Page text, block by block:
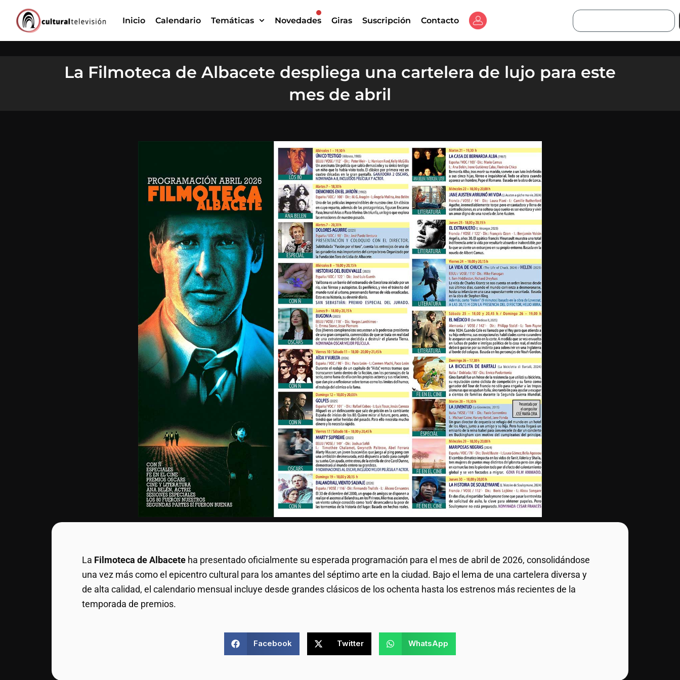
contenido
Inicio Calendario Temáticas Novedades Giras Suscripción Contacto
Buscar
La Filmoteca de Albacete despliega una cartelera de lujo para este
mes de abril
La Filmoteca de Albacete ha presentado oficialmente su esperada programación para el mes de abril de 2026, consolidándose
una vez más como el epicentro cultural para los amantes del séptimo arte en la ciudad. Bajo el lema de una cartelera diversa y
de alta calidad, el calendario mensual incluye desde grandes clásicos de los ochenta hasta los estrenos más recientes de la
temporada de premios.
Facebook Twitter WhatsApp